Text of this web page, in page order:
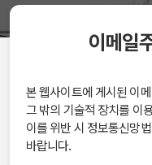
이메일
본 웹사이트에 게시된 이
그 밖의 기술적 장치를 이
이를 위반 시 정보통신망
바랍니다.